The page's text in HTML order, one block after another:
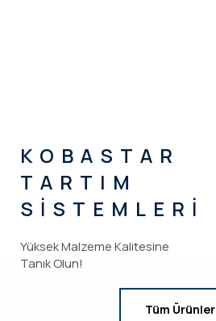
KOBASTAR
TARTIM
SİSTEMLERİ
Yüksek Malzeme Kalitesine
Tanık Olun!
Tüm Ürünler